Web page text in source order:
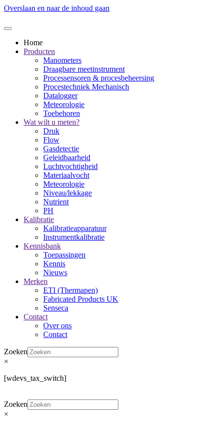
Overslaan en naar de inhoud gaan
Home
Producten
Manometers
Draagbare meetinstrument
Processensoren & procesbeheersing
Procestechniek Mechanisch
Datalogger
Meteorologie
Toebehoren
Wat wilt u meten?
Druk
Flow
Gasdetectie
Geleidbaarheid
Luchtvochtigheid
Materiaalvocht
Meteorologie
Niveau/lekkage
Nutrient
PH
Kalibratie
Kalibratieapparatuur
Instrumentkalibratie
Kennisbank
Toepassingen
Kennis
Nieuws
Merken
ETI (Thermapen)
Fabricated Products UK
Senseca
Contact
Over ons
Contact
Zoeken
×
[wdevs_tax_switch]
Zoeken
×